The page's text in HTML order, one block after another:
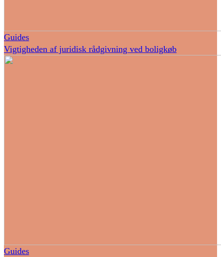
Guides
Vigtigheden af juridisk rådgivning ved boligkøb
Guides